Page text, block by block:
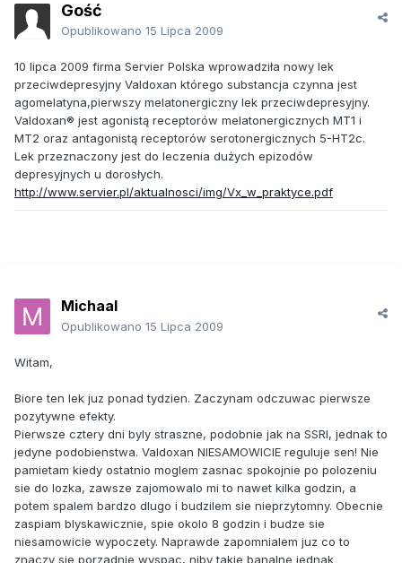
Gość
Opublikowano 15 Lipca 2009
10 lipca 2009 firma Servier Polska wprowadziła nowy lek
przeciwdepresyjny Valdoxan którego substancja czynna jest
agomelatyna,pierwszy melatonergiczny lek przeciwdepresyjny.
Valdoxan® jest agonistą receptorów melatonergicznych MT1 i
MT2 oraz antagonistą receptorów serotonergicznych 5-HT2c.
Lek przeznaczony jest do leczenia dużych epizodów
depresyjnych u dorosłych.
http://www.servier.pl/aktualnosci/img/Vx_w_praktyce.pdf
Michaal
Opublikowano 15 Lipca 2009
Witam,
Biore ten lek juz ponad tydzien. Zaczynam odczuwac pierwsze
pozytywne efekty.
Pierwsze cztery dni byly straszne, podobnie jak na SSRI, jednak to
jedyne podobienstwa. Valdoxan NIESAMOWICIE reguluje sen! Nie
pamietam kiedy ostatnio moglem zasnac spokojnie po polozeniu
sie do lozka, zawsze zajomowalo mi to nawet kilka godzin, a
potem spalem bardzo dlugo i budzilem sie nieprzytomny. Obecnie
zaspiam blyskawicznie, spie okolo 8 godzin i budze sie
niesamowicie wypoczety. Naprawde zapomnialem juz co to
znaczy sie porzadnie wyspac, niby takie banalne jednak